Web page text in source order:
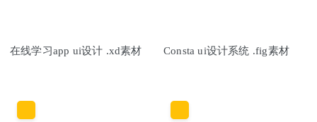
在线学习app ui设计 .xd素材 Consta ui设计系统 .fig素材